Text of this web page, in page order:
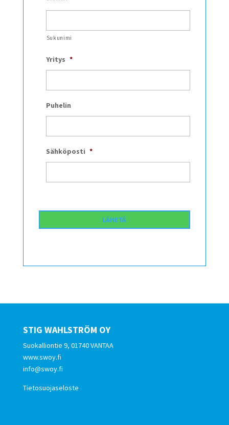
Sukunimi
Yritys *
Puhelin
Sähköposti *
STIG WAHLSTRÖM OY
Suokalliontie 9, 01740 VANTAA
www.swoy.fi
info@swoy.fi
Tietosuojaseloste